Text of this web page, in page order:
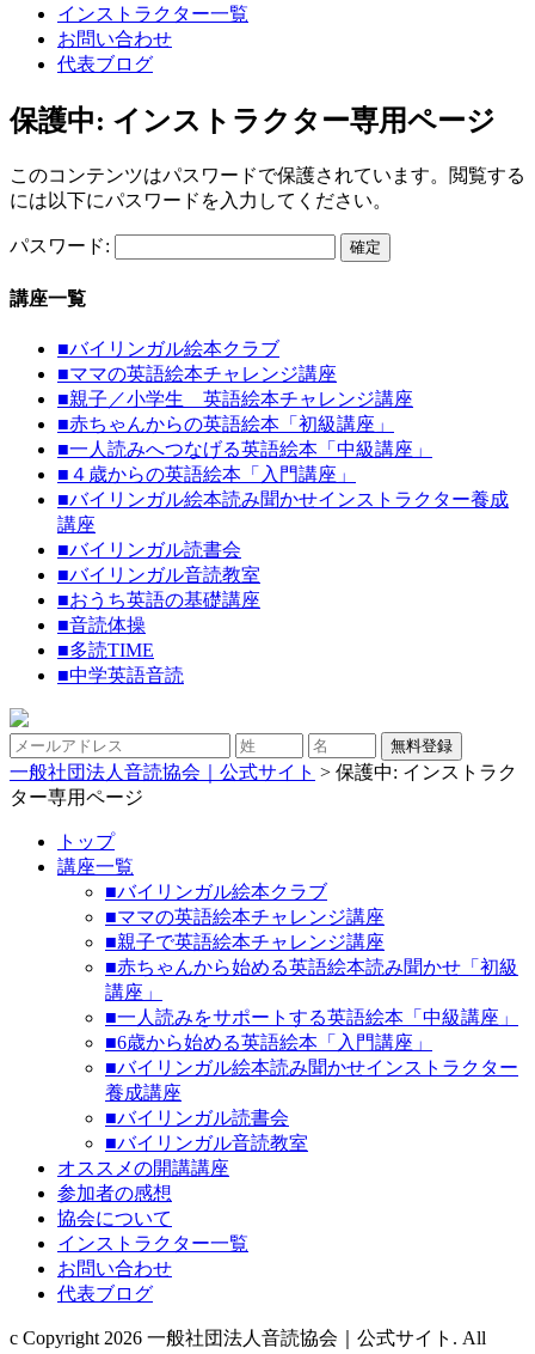
インストラクター一覧
お問い合わせ
代表ブログ
保護中: インストラクター専用ページ
このコンテンツはパスワードで保護されています。閲覧する
には以下にパスワードを入力してください。
パスワード:
講座一覧
■バイリンガル絵本クラブ
■ママの英語絵本チャレンジ講座
■親子／小学生 英語絵本チャレンジ講座
■赤ちゃんからの英語絵本「初級講座」
■一人読みへつなげる英語絵本「中級講座」
■ ４歳からの英語絵本「入門講座」
■バイリンガル絵本読み聞かせインストラクター養成
講座
■バイリンガル読書会
■バイリンガル音読教室
■おうち英語の基礎講座
■音読体操
■多読TIME
■中学英語音読
一般社団法人音読協会｜公式サイト > 保護中: インストラク
ター専用ページ
トップ
講座一覧
■バイリンガル絵本クラブ
■ママの英語絵本チャレンジ講座
■親子で英語絵本チャレンジ講座
■赤ちゃんから始める英語絵本読み聞かせ「初級
講座」
■一人読みをサポートする英語絵本「中級講座」
■6歳から始める英語絵本「入門講座」
■バイリンガル絵本読み聞かせインストラクター
養成講座
■バイリンガル読書会
■バイリンガル音読教室
オススメの開講講座
参加者の感想
協会について
インストラクター一覧
お問い合わせ
代表ブログ
c Copyright 2026 一般社団法人音読協会｜公式サイト. All